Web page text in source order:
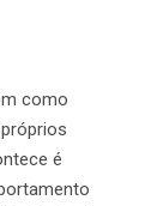
como
é